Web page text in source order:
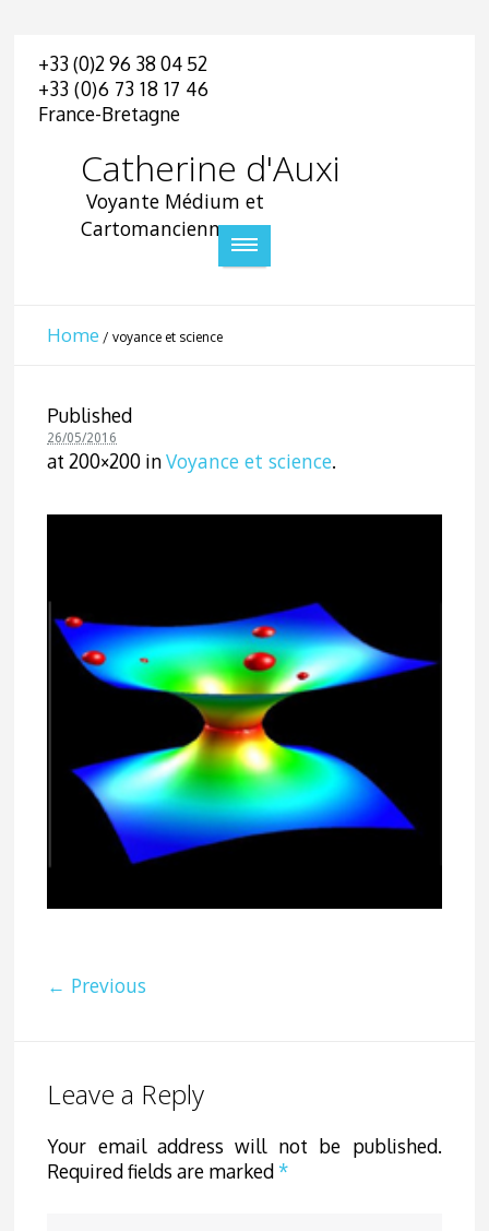
+33 (0)2 96 38 04 52
+33 (0)6 73 18 17 46
France-Bretagne
Catherine d'Auxi
Voyante Médium et
Cartomancienne
Home /voyance et science
Published
26/05/2016
at 200×200 inVoyance et science.
← Previous
Leave a Reply
Your email address will not be published.
Required fields are marked*